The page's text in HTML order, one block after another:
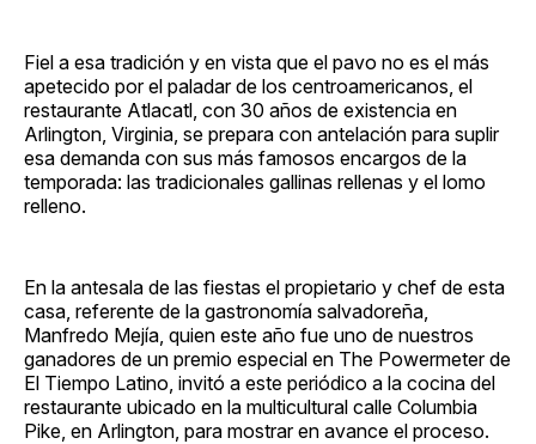
Fiel a esa tradición y en vista que el pavo no es el más
apetecido por el paladar de los centroamericanos, el
restaurante Atlacatl, con 30 años de existencia en
Arlington, Virginia, se prepara con antelación para suplir
esa demanda con sus más famosos encargos de la
temporada: las tradicionales gallinas rellenas y el lomo
relleno.
En la antesala de las fiestas el propietario y chef de esta
casa, referente de la gastronomía salvadoreña,
Manfredo Mejía, quien este año fue uno de nuestros
ganadores de un premio especial en The Powermeter de
El Tiempo Latino, invitó a este periódico a la cocina del
restaurante ubicado en la multicultural calle Columbia
Pike, en Arlington, para mostrar en avance el proceso.